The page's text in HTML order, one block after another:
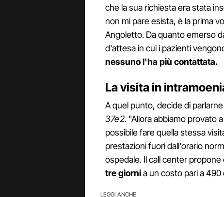
che la sua richiesta era stata
non mi pare esista, è la prima
Angoletto. Da quanto emerso
d'attesa in cui i pazienti
nessuno l'ha più contattata.
La visita in
A quel punto, decide di
37e2. "Allora abbiamo provato
possibile fare quella stessa
prestazioni fuori dall'orario
ospedale. Il call center
tre giornia un costo pari a
LEGGI ANCHE